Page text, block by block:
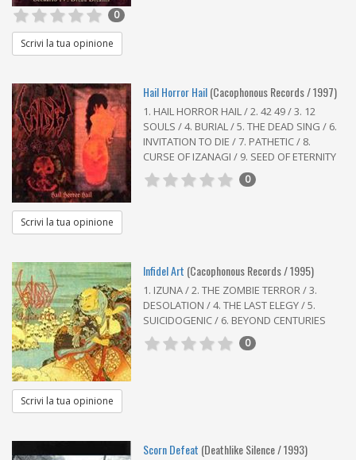
0
Scrivi la tua opinione
Hail Horror Hail(Cacophonous Records / 1997)
1. HAIL HORROR HAIL / 2. 42 49 / 3. 12
SOULS / 4. BURIAL / 5. THE DEAD SING / 6.
INVITATION TO DIE / 7. PATHETIC / 8.
CURSE OF IZANAGI / 9. SEED OF ETERNITY
0
Scrivi la tua opinione
Infidel Art (Cacophonous Records / 1995)
1. IZUNA / 2. THE ZOMBIE TERROR / 3.
DESOLATION / 4. THE LAST ELEGY / 5.
SUICIDOGENIC / 6. BEYOND CENTURIES
0
Scrivi la tua opinione
Scorn Defeat (Deathlike Silence / 1993)